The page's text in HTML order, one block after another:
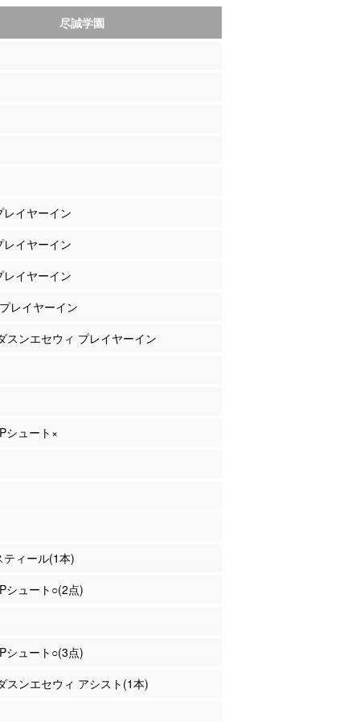
尽誠学園
イヤーイン
イヤーイン
イヤーイン
レイヤーイン
スンエセウィ プレイヤーイン
シュート×
ィール(1本)
シュート○(2点)
シュート○(3点)
スンエセウィ アシスト(1本)